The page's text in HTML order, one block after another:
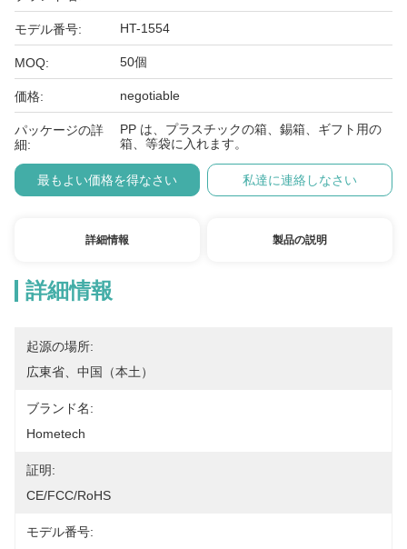
モデル番号: HT-1554
MOQ: 50個
価格: negotiable
パッケージの詳
細:
PP は、プラスチックの箱、錫箱、ギフト用の
箱、等袋に入れます。
最もよい価格を得なさい 私達に連絡しなさい
詳細情報 製品の説明
詳細情報
起源の場所:
広東省、中国（本土）
ブランド名:
Hometech
証明:
CE/FCC/RoHS
モデル番号: